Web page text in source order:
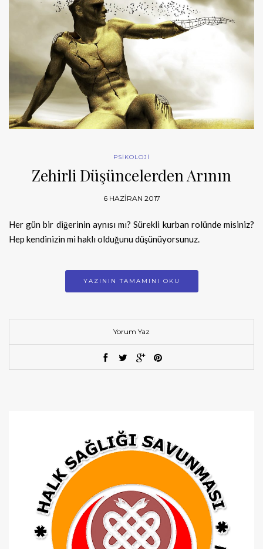
PSİKOLOJİ
Zehirli Düşüncelerden Arının
6 HAZIRAN 2017
Her gün bir diğerinin aynısı mı? Sürekli kurban rolünde misiniz?
Hep kendinizin mi haklı olduğunu düşünüyorsunuz.
YAZININ TAMAMINI OKU
Yorum Yaz